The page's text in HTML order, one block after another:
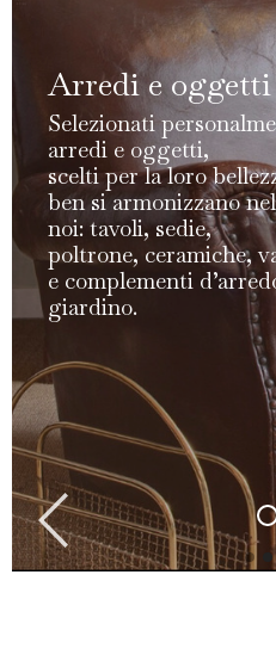
Interior Design
Da molti anni
personalità e identità
con un accurato e
interior design. Con
oggetti necessari per
fascino che dura nel
di unicità della casa.